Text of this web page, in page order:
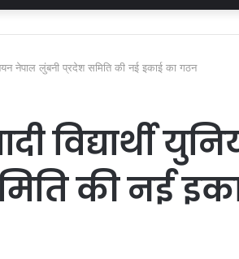
नेपाल लुंबनी प्रदेश समिति की नई इकाई का गठन
विद्यार्थी
की नई